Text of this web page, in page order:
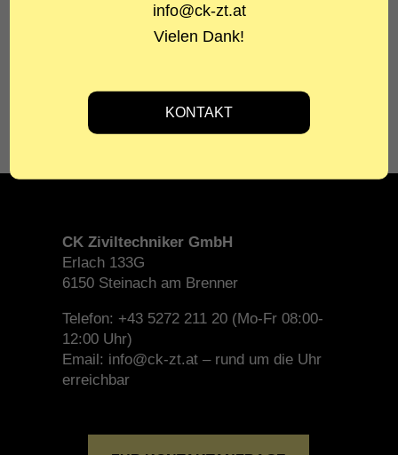
Steiner Wohnbau & Immobilien GmbH
Steiner Wohnbau & Immobilien GmbH
CK Ziviltechniker GmbH
Erlach 133G
6150 Steinach am Brenner
Telefon: +43 5272 211 20 (Mo-Fr 08:00-
12:00 Uhr)
Email: info@ck-zt.at – rund um die Uhr
erreichbar
info@ck-zt.at
Vielen Dank!